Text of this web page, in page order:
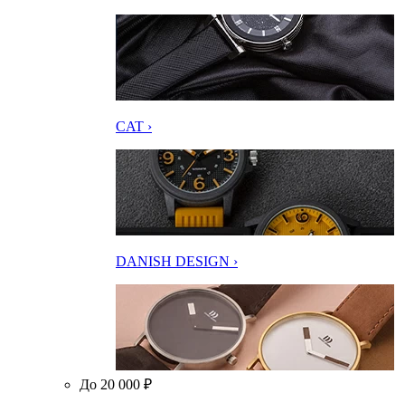
CAT ›
DANISH DESIGN ›
До 20 000 ₽